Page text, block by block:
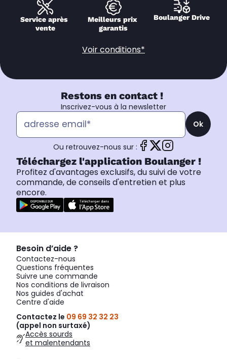
Service après
vente
Meilleurs prix
garantis
Boulanger Drive
Voir conditions*
Restons en contact !
Inscrivez-vous à la newsletter
Ok
Ou retrouvez-nous sur :
Téléchargez l'application Boulanger !
Profitez d'avantages exclusifs, du suivi de votre
commande, de conseils d'entretien et plus
encore.
Besoin d’aide ?
Contactez-nous
Questions fréquentes
Suivre une commande
Nos conditions de livraison
Nos guides d'achat
Centre d'aide
Contactez le 09 69 32 32 23
(appel non surtaxé)
Accès sourds
et malentendants